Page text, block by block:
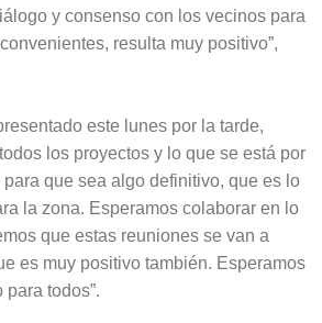
y consenso con los vecinos para
resulta muy positivo”,
este lunes por la tarde,
los proyectos y lo que se está por
que sea algo definitivo, que es lo
la zona. Esperamos colaborar en lo
que estas reuniones se van a
es muy positivo también. Esperamos
todos”.